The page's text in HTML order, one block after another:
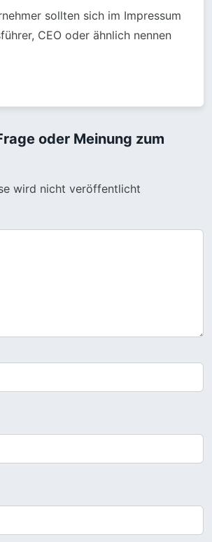
sollten sich im Impressum
CEO oder ähnlich nennen
oder Meinung zum
wird nicht veröffentlicht